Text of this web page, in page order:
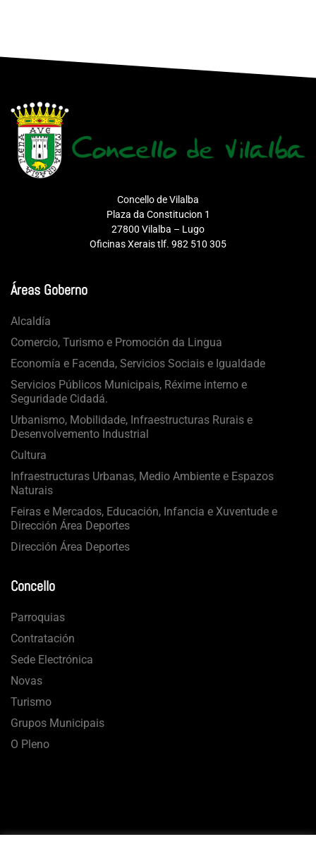
Concello de Vilalba
Plaza da Constitucion 1
27800 Vilalba – Lugo
Oficinas Xerais tlf. 982 510 305
Áreas Goberno
Alcaldía
Comercio, Turismo e Promoción da Lingua
Economía e Facenda, Servicios Sociais e Igualdade
Servicios Públicos Municipais, Réxime interno e
Seguridade Cidadá.
Urbanismo, Mobilidade, Infraestructuras Rurais e
Desenvolvemento Industrial
Cultura
Infraestructuras Urbanas, Medio Ambiente e Espazos
Naturais
Feiras e Mercados, Educación, Infancia e Xuventude e
Dirección Área Deportes
Dirección Área Deportes
Concello
Parroquias
Contratación
Sede Electrónica
Novas
Turismo
Grupos Municipais
O Pleno